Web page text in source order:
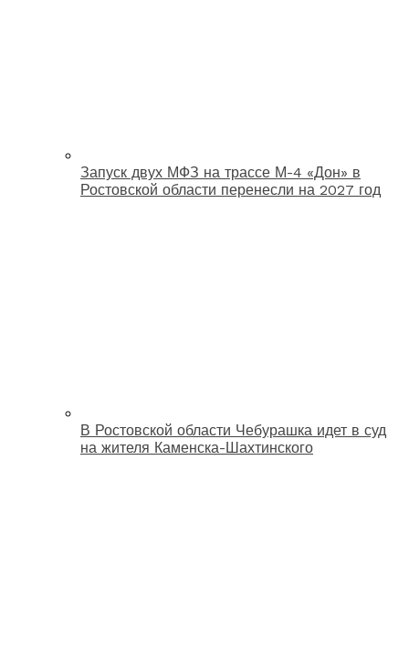
Запуск двух МФЗ на трассе М-4 «Дон» в
Ростовской области перенесли на 2027 год
В Ростовской области Чебурашка идет в суд
на жителя Каменска-Шахтинского